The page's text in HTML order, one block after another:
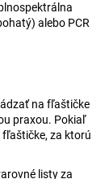
alebo PCR
na fľaštičke
praxou. Pokiaľ
fľaštičke, za ktorú
listy za